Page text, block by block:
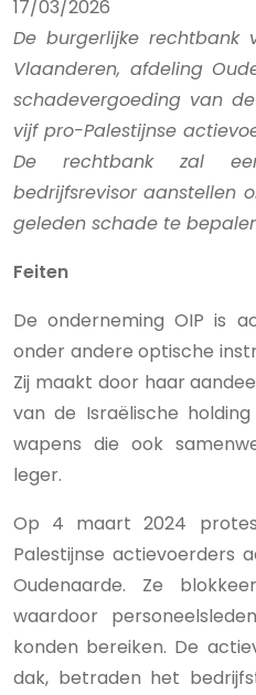
17/03/2026
De burgerlijke rechtbank
Vlaanderen, afdeling
schadevergoeding van
vijf pro-Palestijnse
De rechtbank zal een
bedrijfsrevisor aanstellen
geleden schade te
Feiten
De onderneming OIP is
onder andere optische
Zij maakt door haar
van de Israëlische
wapens die ook
leger.
Op 4 maart 2024
Palestijnse actievoerders
Oudenaarde. Ze
waardoor
konden bereiken. De
dak, betraden het